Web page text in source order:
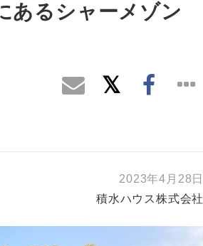
あるシャーメゾン
2023年4月28日
積水ハウス株式会社